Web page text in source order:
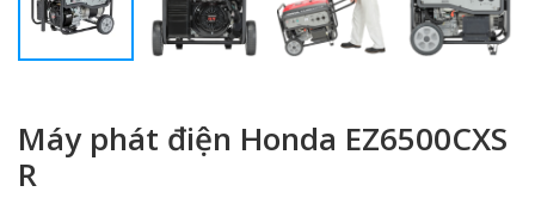
Máy phát điện Honda EZ6500CXS
R